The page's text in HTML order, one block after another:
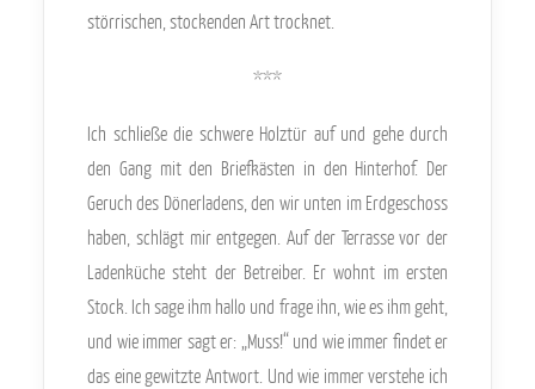
störrischen, stockenden Art trocknet.
***
Ich schließe die schwere Holztür auf und gehe durch
den Gang mit den Briefkästen in den Hinterhof. Der
Geruch des Dönerladens, den wir unten im Erdgeschoss
haben, schlägt mir entgegen. Auf der Terrasse vor der
Ladenküche steht der Betreiber. Er wohnt im ersten
Stock. Ich sage ihm hallo und frage ihn, wie es ihm geht,
und wie immer sagt er: „Muss!“ und wie immer findet er
das eine gewitzte Antwort. Und wie immer verstehe ich